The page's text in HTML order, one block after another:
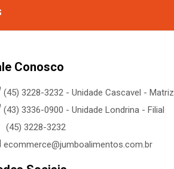
Conosco
(45) 3228-3232 - Unidade Cascavel - Matriz
(43) 3336-0900 - Unidade Londrina - Filial
(45) 3228-3232
ecommerce@jumboalimentos.com.br